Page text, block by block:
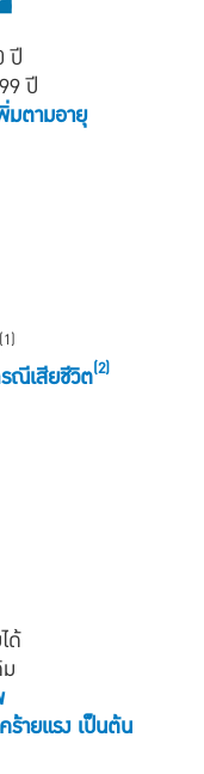
ปี
ปี
มตามอายุ
(1)
ณีเสียชีวิต(2)
ด้
ายแรง เป็นต้น